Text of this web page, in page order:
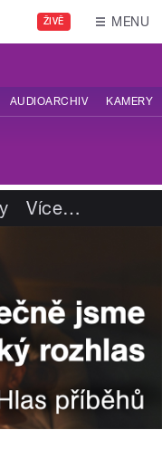
ŽIVĚ MENU
AUDIOARCHIV KAMERY
Více…